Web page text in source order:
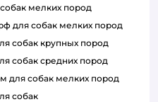
собак мелких пород
для собак мелких пород
собак крупных пород
собак средних пород
для собак мелких пород
собак